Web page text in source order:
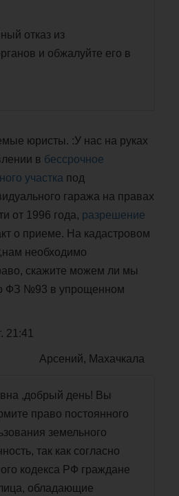
отказ из
и обжалуйте его в
юристы. :У нас на руках
в бессрочное
участка под
гаража на правах
от 1996 года, разрешение
о приеме. На кадастровом
необходимо
скажите можем ли мы
ФЗ №93 в упрощенном
21:41
Арсений, Махачкала
,добрый день! Вы
право постоянного
земельного
так как согласно
кодекса РФ граждане
обладающие